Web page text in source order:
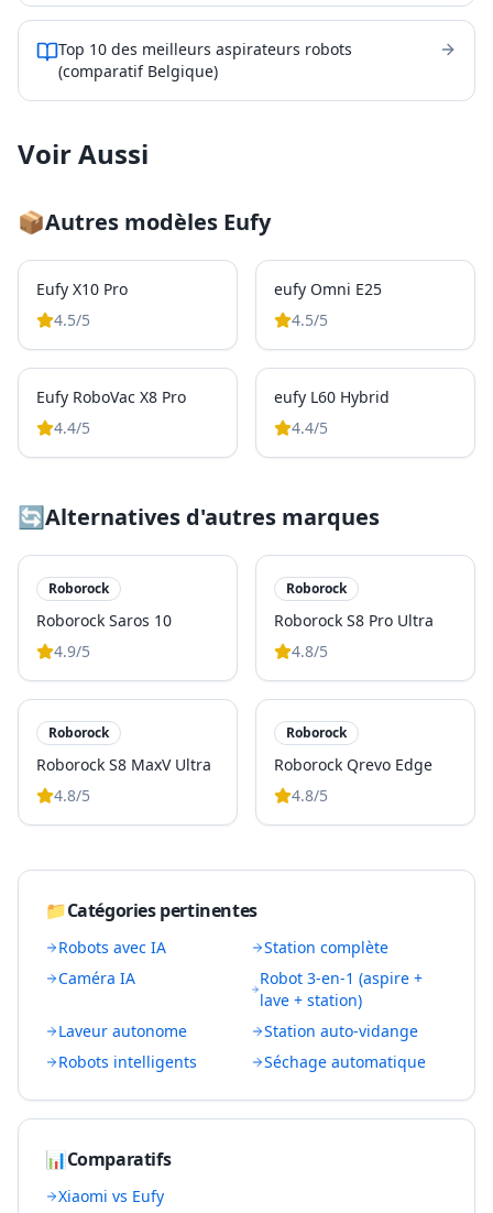
Top 10 des meilleurs aspirateurs robots
(comparatif Belgique)
Voir Aussi
📦Autres modèles Eufy
Eufy X10 Pro
4.5/5
eufy Omni E25
4.5/5
Eufy RoboVac X8 Pro
4.4/5
eufy L60 Hybrid
4.4/5
🔄Alternatives d'autres marques
Roborock
Roborock Saros 10
4.9/5
Roborock
Roborock S8 Pro Ultra
4.8/5
Roborock
Roborock S8 MaxV Ultra
4.8/5
Roborock
Roborock Qrevo Edge
4.8/5
📁Catégories pertinentes
Robots avec IA
Station complète
Caméra IA
Robot 3-en-1 (aspire +
lave + station)
Laveur autonome
Station auto-vidange
Robots intelligents
Séchage automatique
📊Comparatifs
Xiaomi vs Eufy